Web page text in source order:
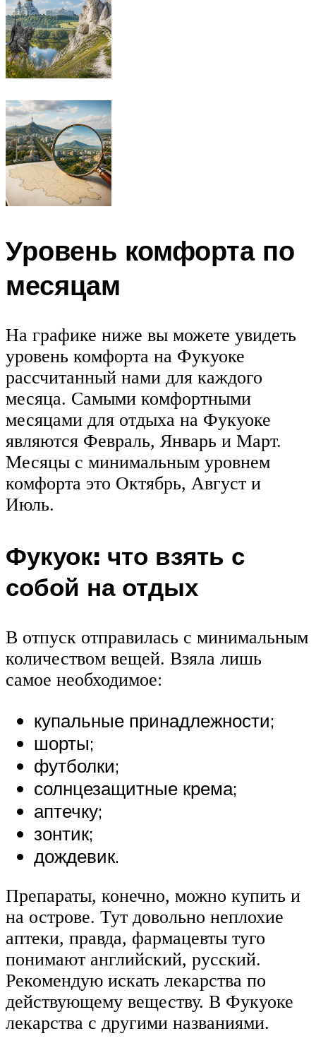
Уровень комфорта по
месяцам
На графике ниже вы можете увидеть
уровень комфорта на Фукуоке
рассчитанный нами для каждого
месяца. Самыми комфортными
месяцами для отдыха на Фукуоке
являются Февраль, Январь и Март.
Месяцы с минимальным уровнем
комфорта это Октябрь, Август и
Июль.
Фукуок: что взять с
собой на отдых
В отпуск отправилась с минимальным
количеством вещей. Взяла лишь
самое необходимое:
купальные принадлежности;
шорты;
футболки;
солнцезащитные крема;
аптечку;
зонтик;
дождевик.
Препараты, конечно, можно купить и
на острове. Тут довольно неплохие
аптеки, правда, фармацевты туго
понимают английский, русский.
Рекомендую искать лекарства по
действующему веществу. В Фукуоке
лекарства с другими названиями.